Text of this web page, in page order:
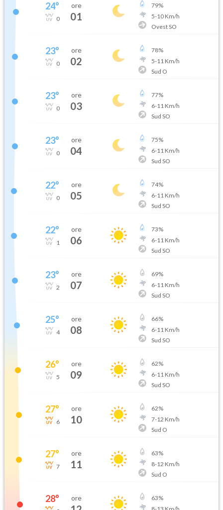
24°
0
ore
01
79%
5-10Km/h
Ovest SO
23°
0
ore
02
78%
5-11 Km/h
Sud O
23°
0
ore
03
77%
6-11 Km/h
Sud SO
23°
0
ore
04
75%
6-11 Km/h
Sud SO
22°
0
ore
05
74%
6-11 Km/h
Sud SO
22°
1
ore
06
73%
6-11 Km/h
Sud SO
23°
2
ore
07
69%
6-11 Km/h
Sud SO
25°
4
ore
08
66%
6-11 Km/h
Sud SO
26°
5
ore
09
62%
6-11 Km/h
Sud SO
27°
6
ore
10
62%
7-12 Km/h
Sud O
27°
7
ore
11
63%
8-12 Km/h
Sud O
28° ore 63%